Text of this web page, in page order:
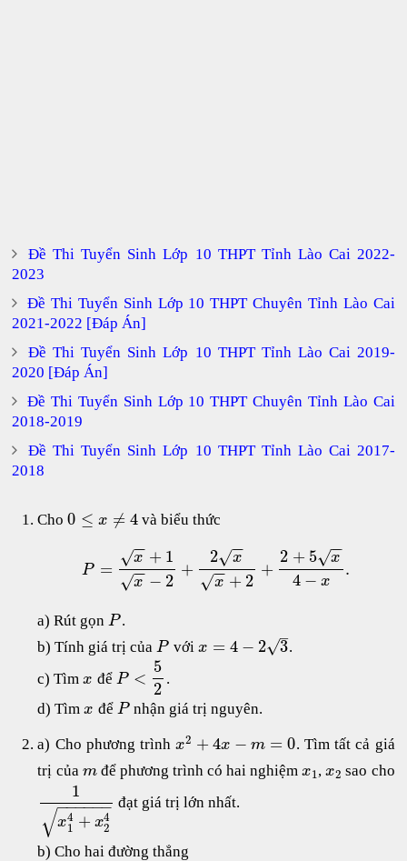
Đề Thi Tuyển Sinh Lớp 10 THPT Tỉnh Lào Cai 2022-
2023
Đề Thi Tuyển Sinh Lớp 10 THPT Chuyên Tỉnh Lào Cai
2021-2022 [Đáp Án]
Đề Thi Tuyển Sinh Lớp 10 THPT Tỉnh Lào Cai 2019-
2020 [Đáp Án]
Đề Thi Tuyển Sinh Lớp 10 THPT Chuyên Tỉnh Lào Cai
2018-2019
Đề Thi Tuyển Sinh Lớp 10 THPT Tỉnh Lào Cai 2017-
2018
Cho0 ≤ x ≠ 4và biểu thức
P =
x
−
−
√ + 1
x
−
−
√ − 2
+
2 x
−
−
√
x
−
−
√ + 2
+
2 + 5 x
−
−
√
4 − x
.
a) Rút gọnP .
b) Tính giá trị củaP với x = 4 − 2 3
–
√ .
c) Tìmx để P <
5
2
.
d) Tìmx để Pnhận giá trị nguyên.
a) Cho phương trìnhx2 + 4x − m = 0. Tìm tất cả giá
trị của mđể phương trình có hai nghiệmx1,x2 sao cho
1
x4
1 + x4
2
− −
−−−−
√
đạt giá trị lớn nhất.
b) Cho hai đường thẳng